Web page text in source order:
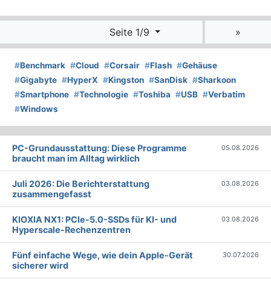
Seite 1/9 »
#Benchmark #Cloud #Corsair #Flash #Gehäuse
#Gigabyte #HyperX #Kingston #SanDisk #Sharkoon
#Smartphone #Technologie #Toshiba #USB #Verbatim
#Windows
PC-Grundausstattung: Diese Programme
braucht man im Alltag wirklich
05.08.2026
Juli 2026: Die Bericht­erstattung
zusammengefasst
03.08.2026
KIOXIA NX1: PCIe-5.0-SSDs für KI- und
Hyperscale-Rechenzentren
03.08.2026
Fünf einfache Wege, wie dein Apple-Gerät
sicherer wird
30.07.2026